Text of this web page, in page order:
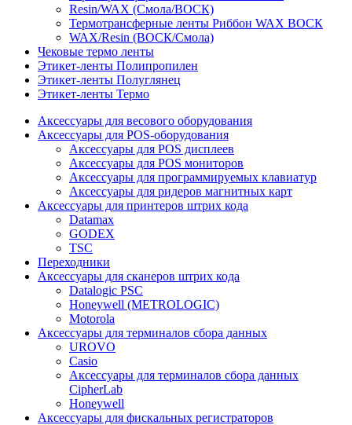
Resin/WAX (Смола/ВОСК)
Термотрансферные ленты Риббон WAX ВОСК
WAX/Resin (ВОСК/Смола)
Чековые термо ленты
Этикет-ленты Полипропилен
Этикет-ленты Полуглянец
Этикет-ленты Термо
Аксессуары для весового оборудования
Аксессуары для POS-оборудования
Аксессуары для POS дисплеев
Аксессуары для POS мониторов
Аксессуары для программируемых клавиатур
Аксессуары для ридеров магнитных карт
Аксессуары для принтеров штрих кода
Datamax
GODEX
TSC
Переходники
Аксессуары для сканеров штрих кода
Datalogic PSC
Honeywell (METROLOGIC)
Motorola
Аксессуары для терминалов сбора данных
UROVO
Casio
Аксессуары для терминалов сбора данных
CipherLab
Honeywell
Аксессуары для фискальных регистраторов